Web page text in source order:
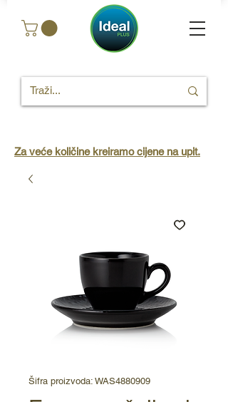
Za veće količine kreiramo cijene na upit.
Šifra proizvoda: WAS4880909